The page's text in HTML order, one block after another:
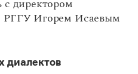
с директором
РГГУ Игорем Исаевым
диалектов